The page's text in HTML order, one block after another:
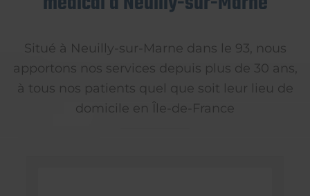
Situé à Neuilly-sur-Marne dans le 93, nous
apportons nos services depuis plus de 30 ans,
à tous nos patients quel que soit leur lieu de
domicile en Île-de-France